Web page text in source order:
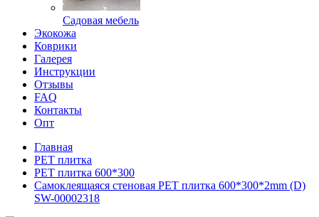
Садовая мебель
Экокожа
Коврики
Галерея
Инструкции
Отзывы
FAQ
Контакты
Опт
Главная
РЕТ плитка
РЕТ плитка 600*300
Самоклеящаяся стеновая PET плитка 600*300*2mm (D)
SW-00002318